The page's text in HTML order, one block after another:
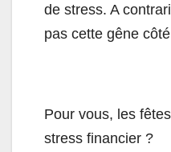
de stress. A
pas cette gêne
Pour vous, les
stress financier ?